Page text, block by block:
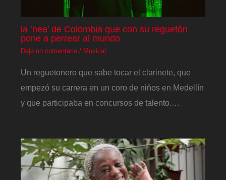
la ‘nea’ de Colombia que con su reguetón
pone a perrear al mundo
Deja un comentario / Musical
Un reguetonero que sabe tocar el clarinete, que
empezó su carrera en un coro de niños en Medellín
y que participaba en concursos de talento.…